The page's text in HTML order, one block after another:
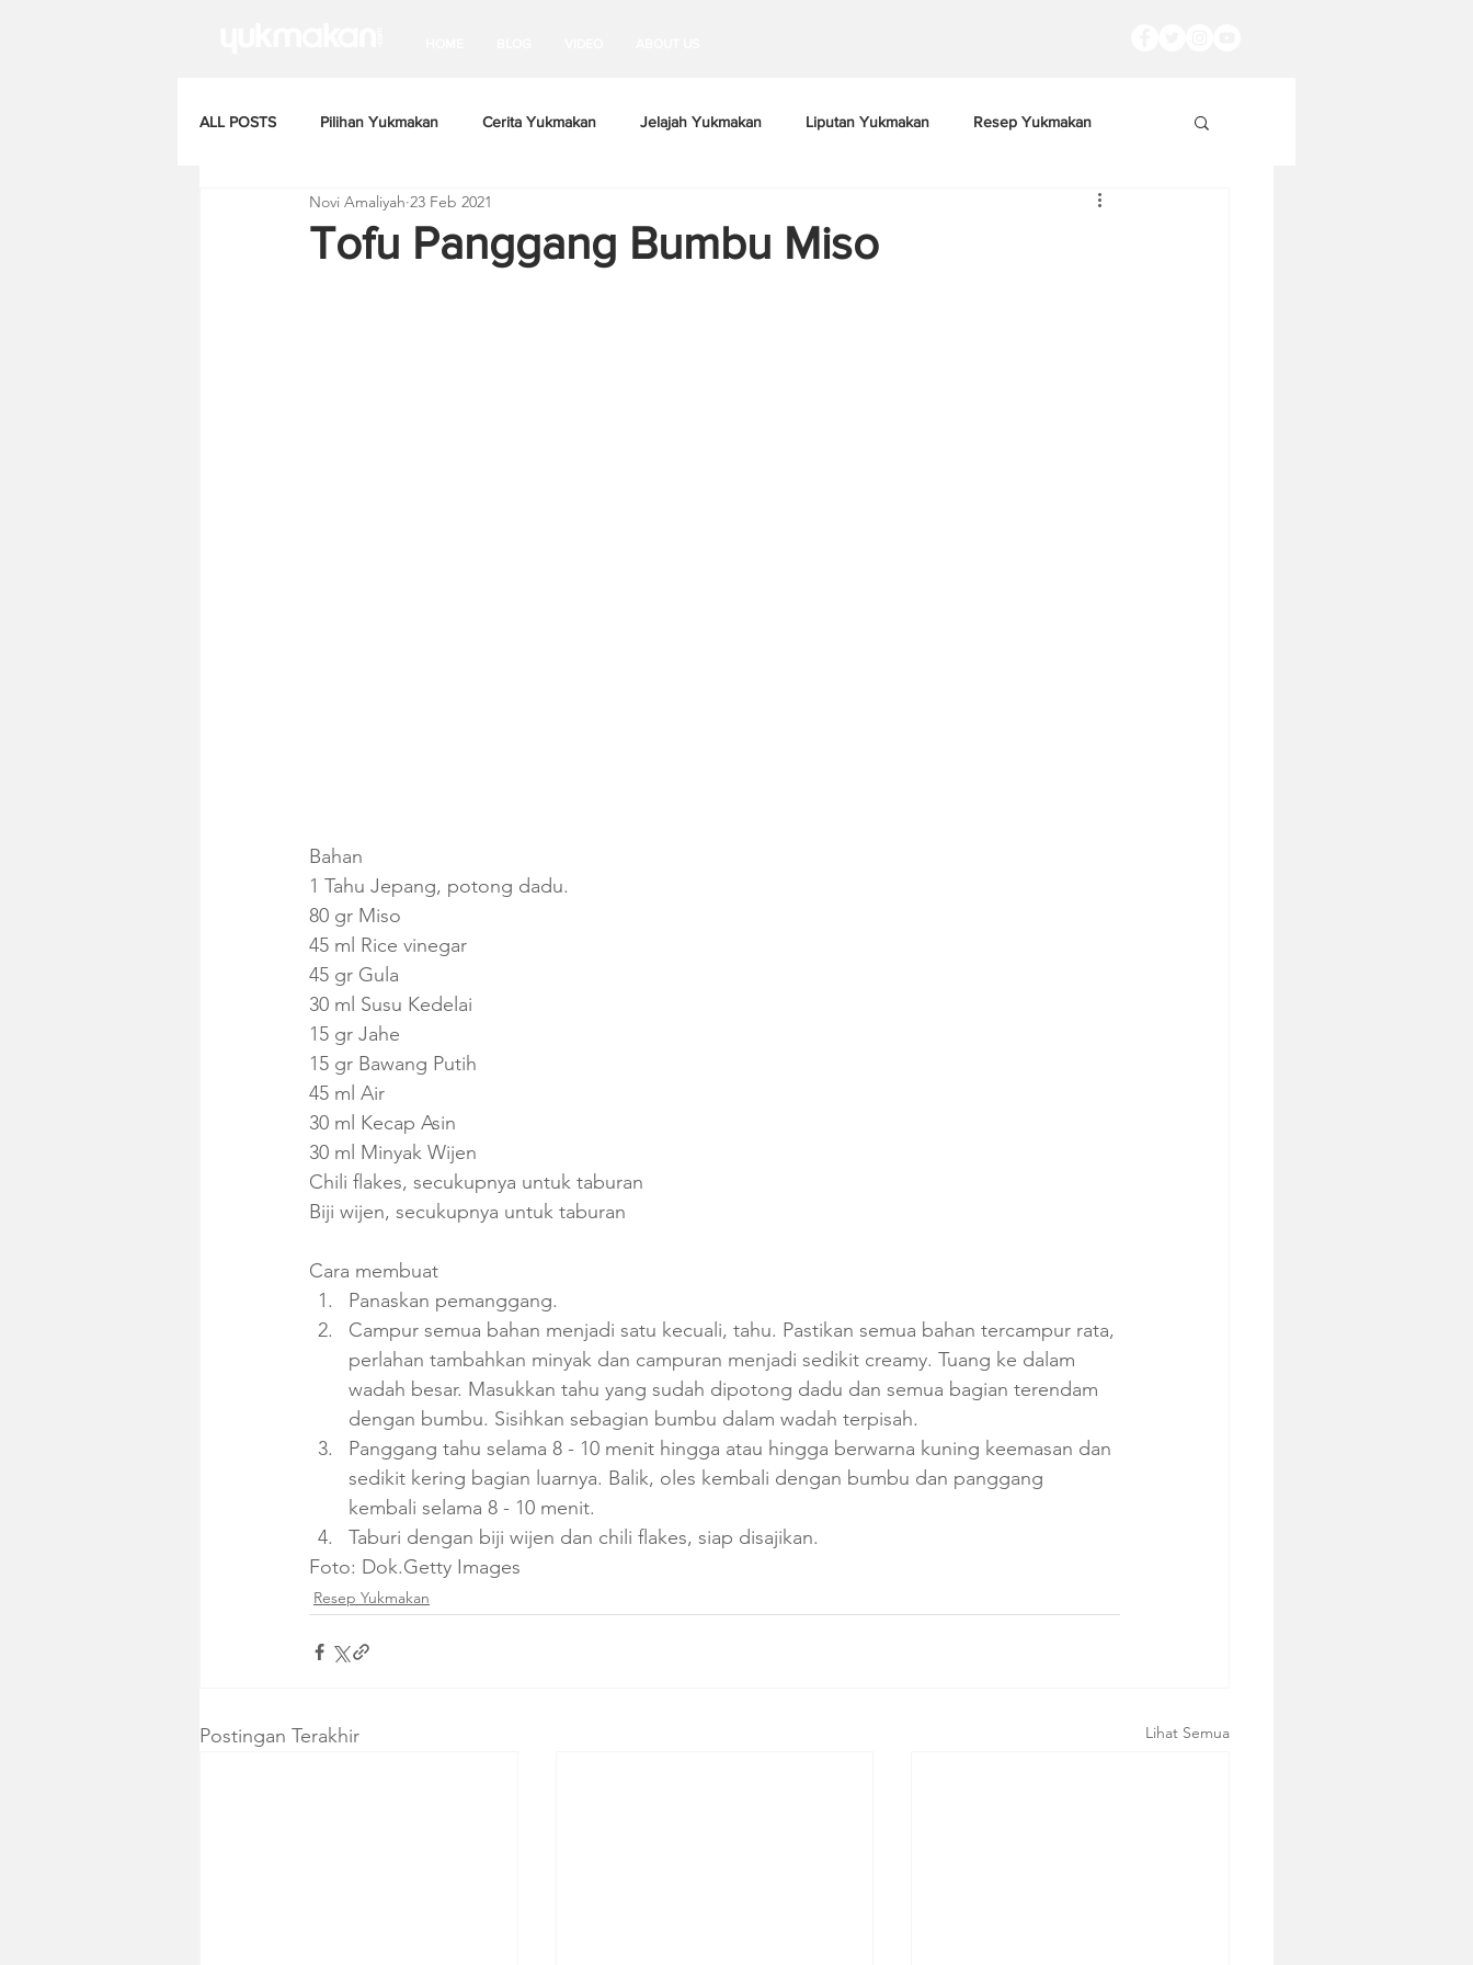
ALL POSTS Pilihan Yukmakan Cerita Yukmakan Jelajah Yukmakan Liputan Yukmakan Resep Yukmakan
Tofu Panggang Bumbu Miso
Novi Amaliyah 23 Feb 2021
Bahan
1 Tahu Jepang, potong dadu.
80 gr Miso
45 ml Rice vinegar
45 gr Gula
30 ml Susu Kedelai
15 gr Jahe
15 gr Bawang Putih
45 ml Air
30 ml Kecap Asin
30 ml Minyak Wijen
Chili flakes, secukupnya untuk taburan
Biji wijen, secukupnya untuk taburan
Cara membuat
Panaskan pemanggang.
Campur semua bahan menjadi satu kecuali, tahu. Pastikan semua bahan tercampur rata,
perlahan tambahkan minyak dan campuran menjadi sedikit creamy. Tuang ke dalam
wadah besar. Masukkan tahu yang sudah dipotong dadu dan semua bagian terendam
dengan bumbu. Sisihkan sebagian bumbu dalam wadah terpisah.
Panggang tahu selama 8 - 10 menit hingga atau hingga berwarna kuning keemasan dan
sedikit kering bagian luarnya. Balik, oles kembali dengan bumbu dan panggang
kembali selama 8 - 10 menit.
Taburi dengan biji wijen dan chili flakes, siap disajikan.
Foto: Dok.Getty Images
Resep Yukmakan
Postingan Terakhir Lihat Semua